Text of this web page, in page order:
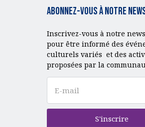
Abonnez-vous à notre
Inscrivez-vous à notre
pour être informé des
culturels variés et des
proposées par la
S'inscrire